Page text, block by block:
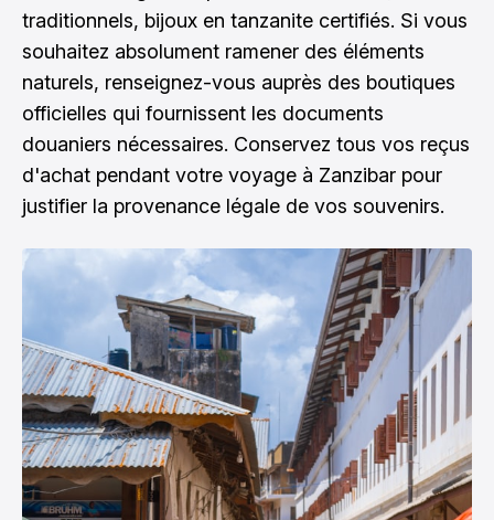
traditionnels, bijoux en tanzanite certifiés. Si vous
souhaitez absolument ramener des éléments
naturels, renseignez-vous auprès des boutiques
officielles qui fournissent les documents
douaniers nécessaires. Conservez tous vos reçus
d'achat pendant votre voyage à Zanzibar pour
justifier la provenance légale de vos souvenirs.